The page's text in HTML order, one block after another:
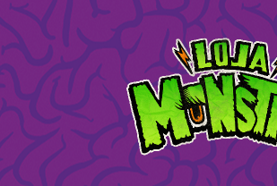
Pular
para
navegação
Pular
para
o
conteúdo